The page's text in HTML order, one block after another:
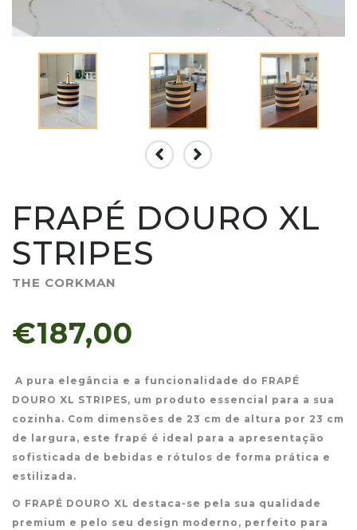
FRAPÉ DOURO XL
STRIPES
THE CORKMAN
€187,00
A pura elegância e a funcionalidade do FRAPÉ
DOURO XL STRIPES, um produto essencial para a sua
cozinha. Com dimensões de 23 cm de altura por 23 cm
de largura, este frapé é ideal para a apresentação
sofisticada de bebidas e rótulos de forma prática e
estilizada.
O FRAPÉ DOURO XL destaca-se pela sua qualidade
premium e pelo seu design moderno, perfeito para